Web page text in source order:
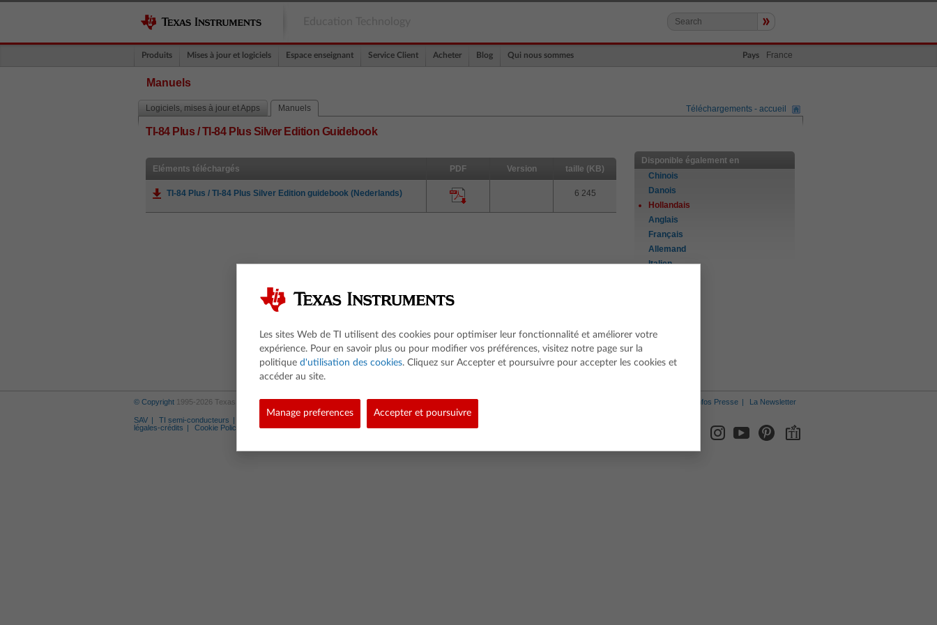
»
Produits Mises à jour et logiciels Espace enseignant Service Client Acheter Blog Qui nous sommes Pays France
Manuels
Logiciels, mises à jour et Apps Manuels Téléchargements - accueil
TI-84 Plus / TI-84 Plus Silver Edition Guidebook
Eléments téléchargés PDF Version taille (KB)
TI-84 Plus / TI-84 Plus Silver Edition guidebook (Nederlands) 6 245
Disponible également en
Chinois
Danois
Hollandais
Anglais
Français
Allemand
Italien
© Copyright 1995-2026 Texas Instruments Incorporated. Tous droits réservés.
SAV TI semi-conducteurs Marques déposées Politique de confidentialité Stratégie de données logicielles
légales-crédits
Cookie Policy
Infos Presse La Newsletter
Les sites Web de TI utilisent des cookies pour optimiser leur fonctionnalité et améliorer votre
expérience. Pour en savoir plus ou pour modifier vos préférences, visitez notre page sur la
politique d'utilisation des cookies. Cliquez sur Accepter et poursuivre pour accepter les cookies et
accéder au site.
Manage preferences Accepter et poursuivre